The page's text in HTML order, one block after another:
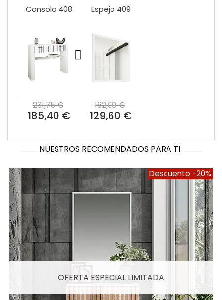
Consola 408
231,75 €
185,40 €
Espejo 409
162,00 €
129,60 €
NUESTROS RECOMENDADOS PARA TI
Descuento -20%
OFERTA ESPECIAL LIMITADA